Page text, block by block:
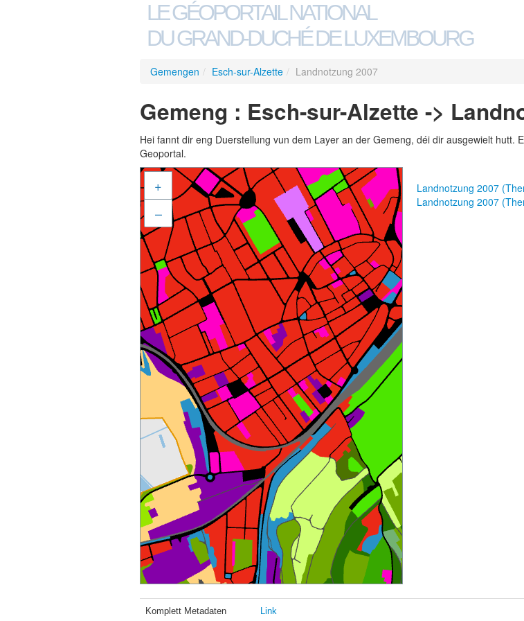
LE GÉOPORTAIL NATIONAL
DU GRAND-DUCHÉ DE LUXEMBOURG
Gemengen / Esch-sur-Alzette / Landnotzung 2007
Gemeng : Esch-sur-Alzette ->
Hei fannt dir eng Duerstellung vun dem Layer an der Gemeng, déi dir ausgewielt hutt.
Geoportal.
+
–
Landnotzung 2007
Landnotzung 2007
Komplett Metadaten Link